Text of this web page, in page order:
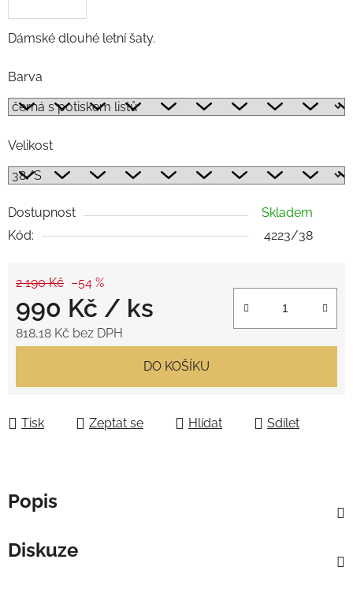
Dámské dlouhé letní šaty.
Barva
Velikost
Dostupnost
Skladem
Kód:
4223/38
2 190 Kč –54 %
990 Kč / ks
818,18 Kč bez DPH
DO KOŠÍKU
Tisk Zeptat se Hlídat Sdílet
Popis
Diskuze